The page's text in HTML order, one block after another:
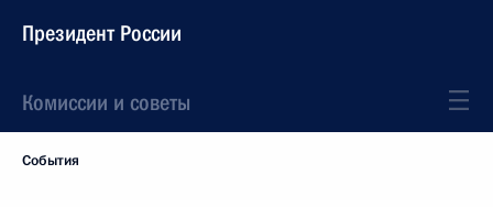
Президент России
Комиссии и советы
События